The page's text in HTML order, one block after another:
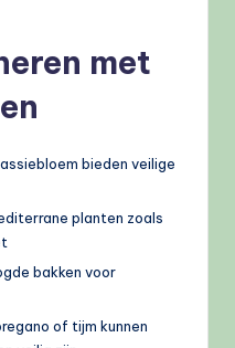
met
bieden veilige
planten zoals
bakken voor
of tijm kunnen